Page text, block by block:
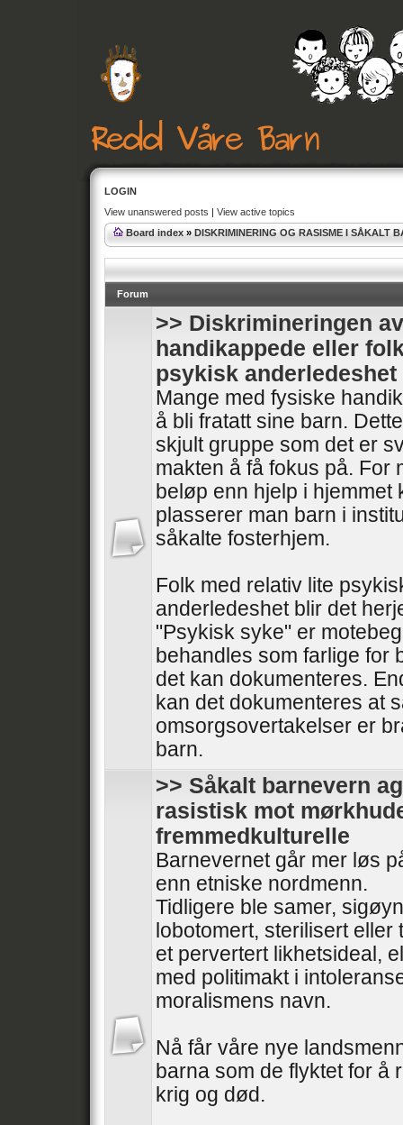
LOGIN
View unanswered posts | View active topics
Board index » DISKRIMINERING OG RASISME I SÅKALT
Forum
>> Diskrimineringen
handikappede eller
psykisk anderledeshet
Mange med fysiske
å bli fratatt sine barn.
skjult gruppe som det er
makten å få fokus på. For
beløp enn hjelp i hjemmet
plasserer man barn i
såkalte fosterhjem.
Folk med relativ lite
anderledeshet blir det
"Psykisk syke" er
behandles som farlige for
det kan dokumenteres.
kan det dokumenteres at
omsorgsovertakelser er
barn.
>> Såkalt barnevern
rasistisk mot
fremmedkulturelle
Barnevernet går mer løs
enn etniske nordmenn.
Tidligere ble samer,
lobotomert, sterilisert eller
et pervertert likhetsideal,
med politimakt i
moralismens navn.
Nå får våre nye
barna som de flyktet for å
krig og død.